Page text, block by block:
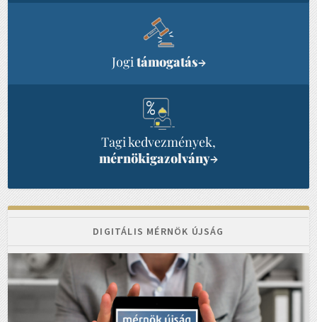
Jogitámogatás→
Tagi kedvezmények,
mérnökigazolvány→
DIGITÁLIS MÉRNÖK ÚJSÁG